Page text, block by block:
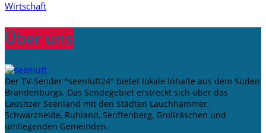
Wirtschaft
Über uns
Der TV-Sender "seenluft24" bietet lokale Inhalte aus dem Süden
Brandenburgs. Das Sendegebiet erstreckt sich über das
Lausitzer Seenland mit den Städten Lauchhammer,
Schwarzheide, Ruhland, Senftenberg, Großräschen und
umliegenden Gemeinden.